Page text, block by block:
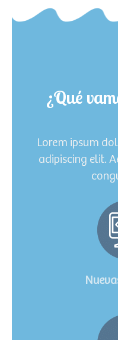
¿Qué
Lorem ipsum
adipiscing elit.